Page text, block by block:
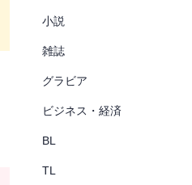
小説
雑誌
グラビア
ビジネス・経済
BL
TL